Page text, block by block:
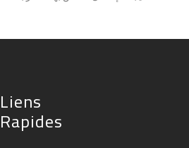
Liens
Rapides